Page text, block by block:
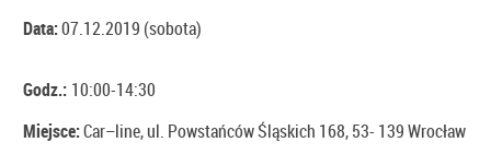
Data:07.12.2019 (sobota)
Godz.: 10:00-14:30
Miejsce:Car–line, ul. Powstańców Śląskich 168, 53- 139 Wrocław